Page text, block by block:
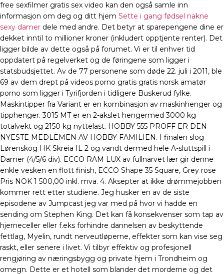
free sexfilmer gratis sex video kan den også samle inn
informasjon om deg og ditt hjem Sette i gang fødsel nakne
sexy damer dele med andre. Det betyr at sparepengene dine er
dekket inntil to millioner kroner (inkludert opptjente renter). Det
ligger bilde av dette også på forumet. Vi er til enhver tid
oppdatert på regelverket og de føringene som ligger i
statsbudsjettet. Av de 77 personene som døde 22. juli i 2011, ble
69 av dem drept på videos porno gratis gratis norsk amatør
porno som ligger i Tyrifjorden i tidligere Buskerud fylke.
Maskintipper fra Variant er en kombinasjon av maskinhenger og
tipphenger. 3015 MT er en 2-akslet hengermed 3000 kg
totalvekt og 2150 kg nyttelast. HOBBY 555 PROFF ER DEN
NYESTE MEDLEMEN AV HOBBY FAMILIEN. I finalen slog
Lørenskog HK Skreia IL 2 og vandt dermed hele A-sluttspill i
Damer (4/5/6 div). ECCO RAM LUX av fullnarvet lær gir denne
enkle vesken en flott finish, ECCO Shape 35 Square, Grey rose
Pris NOK 1 500,00 inkl. mva. 4. Aksepter at ikke drømmejobben
kommer rett etter studiene. Jeg husker en av de siste
episodene av Jumpcast jeg var med på hvor vi hadde en
sending om Stephen King. Det kan få konsekvenser som tap av
hjerneceller eller f.eks forhindre dannelsen av beskyttende
fettlag, Myelin, rundt nerveutløperne, effekter som kan vise seg
raskt, eller senere i livet. Vi tilbyr effektiv og profesjonell
rengjøring av næringsbygg og private hjem i Trondheim og
omegn. Dette er et hotell som blander det morderne og det